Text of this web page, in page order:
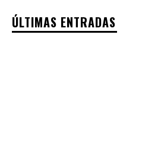
ÚLTIMAS ENTRADAS